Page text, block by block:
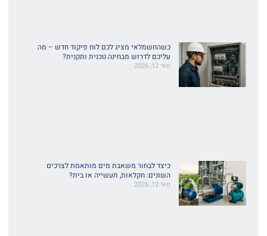
כשהחשמלאי מציג לכם לוח פיקוד חדש – מה
עליכם לדרוש מבחינה טכנית ותקנית?
מאי 12, 2026
כיצד לבחור משאבת מים מותאמת לצרכים
השונים: חקלאות, תעשייה או בית?
מאי 12, 2026